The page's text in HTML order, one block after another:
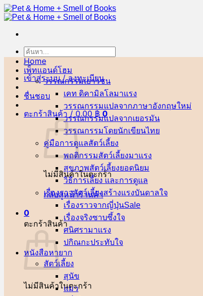
ข้าม
ไป
เนื้อหา
ค้นหา:
เข้าสู่ระบบ / ลงทะเบียน
ชื่นชอบ
ตะกร้าสินค้า / 0.00 ฿ 0
ไม่มีสินค้าในตะกร้า
กลับสู่หน้าร้านค้า
0
ตะกร้าสินค้า
ไม่มีสินค้าในตะกร้า
Home
เพ็ทแอนด์โฮม
วรรณกรรมเยาวชน
เคท ดิคามิลโล
วรรณกรรมแปลจากภาษาอังกฤษ
วรรณกรรมแปลจากเยอรมัน
วรรณกรรมโดยนักเขียนไทย
คู่มือการดูแลสัตว์เลี้ยง
พฤติกรรมสัตว์เลี้ยง
สุขภาพสัตว์เลี้ยง
วิธีการเลี้ยง และการดูแล
เรื่องราวสัตว์เลี้ยงสร้างแรงบันดาลใจ
เรื่องราวจากญี่ปุ่น
เรื่องจริงซาบซึ้งใจ
ศนิศรา
ปกิณกะประทับใจ
หนังสือหายาก
สัตว์เลี้ยง
สุนัข
แมว